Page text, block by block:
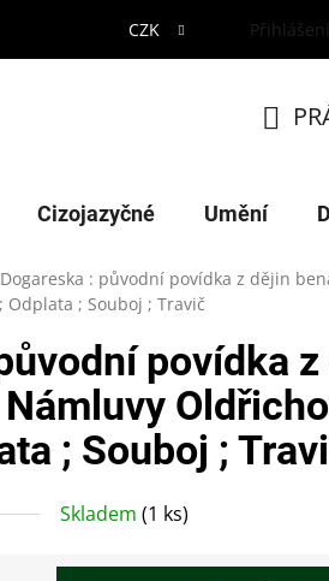
CZK Přihlášení
KOŠÍK
Cizojazyčné Umění
Dogareska : původní povídka z dějin
; Souboj ; Travič
povídka
; Souboj ;
Skladem (1 ks)